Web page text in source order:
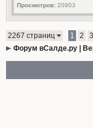
Просмотров:20903
2267 страниц 1 2 3
Форум вСалде.ру |